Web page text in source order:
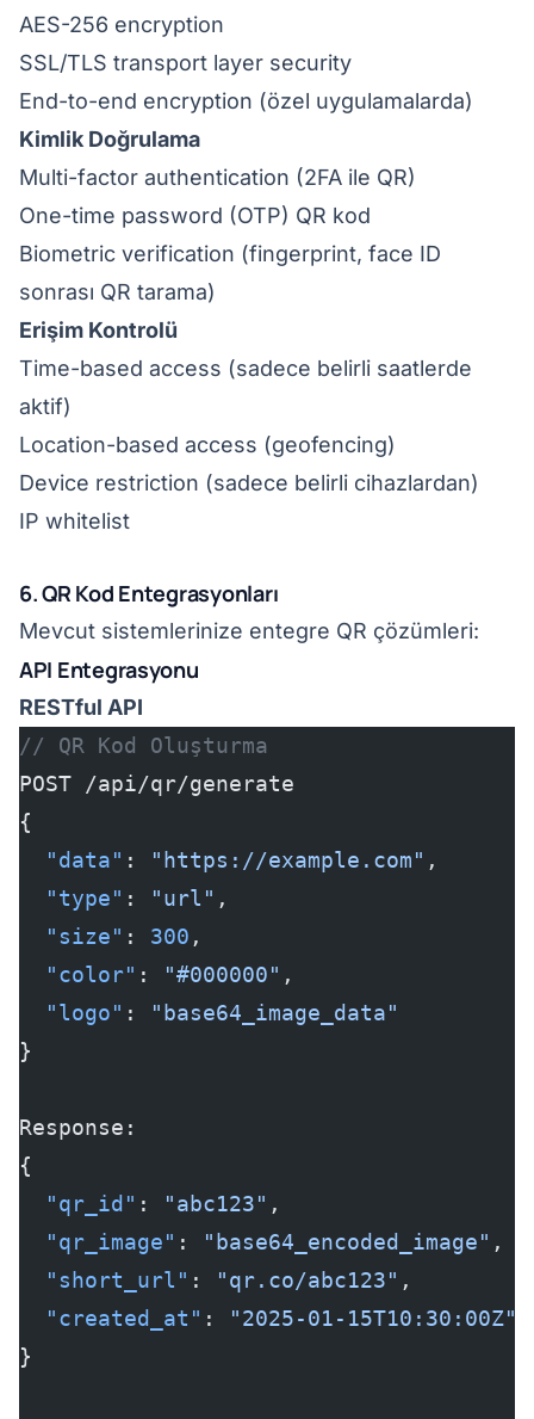
AES-256 encryption
SSL/TLS transport layer security
End-to-end encryption (özel uygulamalarda)
Kimlik Doğrulama
Multi-factor authentication (2FA ile QR)
One-time password (OTP) QR kod
Biometric verification (fingerprint, face ID
sonrası QR tarama)
Erişim Kontrolü
Time-based access (sadece belirli saatlerde
aktif)
Location-based access (geofencing)
Device restriction (sadece belirli cihazlardan)
IP whitelist
6. QR Kod Entegrasyonları
Mevcut sistemlerinize entegre QR çözümleri:
API Entegrasyonu
RESTful API
// QR Kod Oluşturma
POST /api/qr/generate
{
  "data"
: "https://example.com" ,
  "type"
: "url" ,
  "size"
: 300 ,
  "color"
: "#000000" ,
  "logo"
:
"base64_image_data"
}
Response:
{
  "qr_id"
: "abc123" ,
  "qr_image"
: "base64_encoded_image" ,
  "short_url"
: "qr.co/abc123" ,
  "created_at"
:
"2025-01-15T10:30:00Z"
}